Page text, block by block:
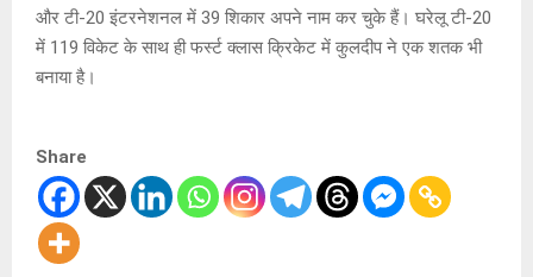
और टी-20 इंटरनेशनल में 39 शिकार अपने नाम कर चुके हैं। घरेलू टी-20
में 119 विकेट के साथ ही फर्स्ट क्लास क्रिकेट में कुलदीप ने एक शतक भी
बनाया है।
Share